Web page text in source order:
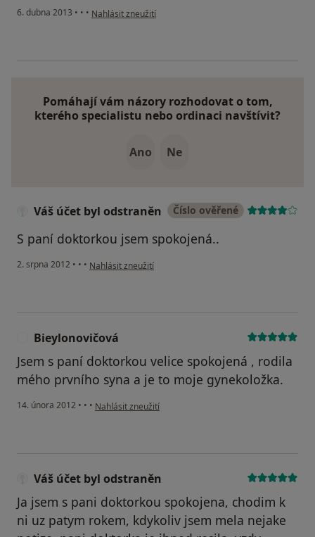
6. dubna 2013 • • • podle názoru uživatele Váš účet byl odstraněn
Nahlásit zneužití
Pomáhají vám názory rozhodovat o tom,
kterého specialistu nebo ordinaci navštívit?
Ano Ne
Váš účet byl odstraněn Číslo ověřené
S paní doktorkou jsem spokojená..
2. srpna 2012 • • • podle názoru uživatele Váš účet byl odstraněn
Nahlásit zneužití
Bieylonovičová
Jsem s paní doktorkou velice spokojená , rodila
mého prvního syna a je to moje gynekoložka.
14. února 2012 • • • podle názoru uživatele Bieylonovičová
Nahlásit zneužití
Váš účet byl odstraněn
Ja jsem s pani doktorkou spokojena, chodim k
ni uz patym rokem, kdykoliv jsem mela nejake